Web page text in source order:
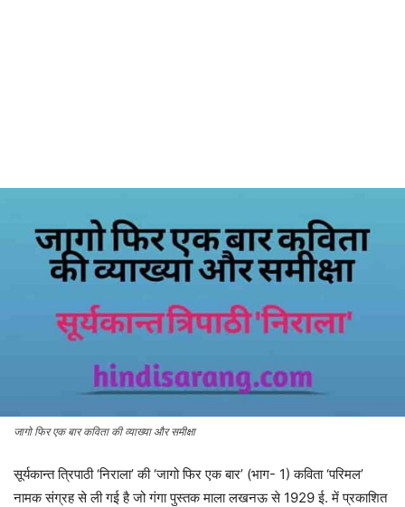
जागो फिर एक बार कविता की व्याख्या और समीक्षा
सूर्यकान्त त्रिपाठी ‘निराला’ की ‘जागो फिर एक बार’ (भाग- 1) कविता ‘परिमल’
नामक संग्रह से ली गई है जो गंगा पुस्तक माला लखनऊ से 1929 ई. में प्रकाशित